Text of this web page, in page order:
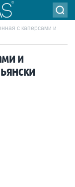
с каперсами и
и